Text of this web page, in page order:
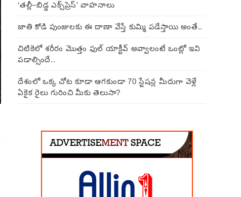
‘తల్లీ–బిడ్డ ఎక్స్‌ప్రెస్’ వాహనాలు
జాతి కోడి పుంజులకు ఈ దాణా వేస్తే కుమ్మి పడేస్తాయి అంతే..
చిటికెలో శరీరం మొత్తం ఫుల్ యాక్టీవ్ అవ్వాలంటే ఒంట్లో ఇవి
పడాల్సిందే..
దేశంలో ఒక్క చోట కూడా ఆగకుండా 70 స్టేషన్ల మీదుగా వెళ్లే
ఏకైక రైలు గురించి మీకు తెలుసా?